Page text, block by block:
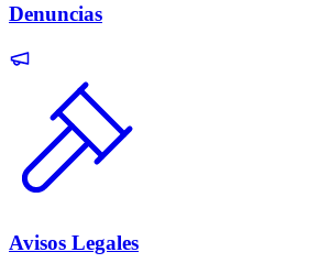
Denuncias
Avisos Legales